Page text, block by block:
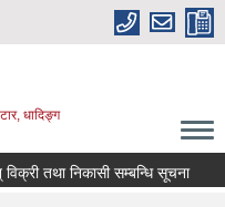
धादिङ्ग
पदार्थ उत्खनन् विक्री तथा निकासी सम्बन्धि सूचना